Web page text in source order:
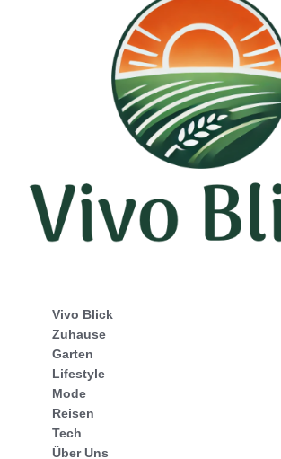
Vivo Blick
Zuhause
Garten
Lifestyle
Mode
Reisen
Tech
Über Uns